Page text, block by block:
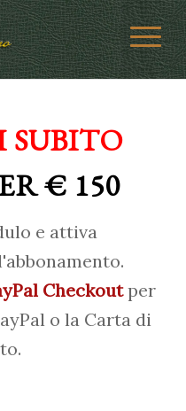
SUBITO
€ 150
e attiva
Checkoutper
o la Carta di